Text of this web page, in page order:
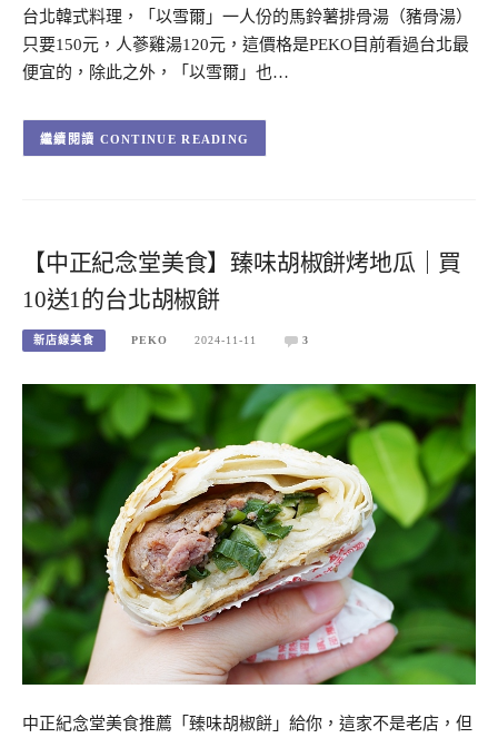
台北韓式料理，「以雪爾」一人份的馬鈴薯排骨湯（豬骨湯）
只要150元，人蔘雞湯120元，這價格是PEKO目前看過台北最
便宜的，除此之外，「以雪爾」也…
CONTINUE READING
【中正紀念堂美食】臻味胡椒餅烤地瓜｜買
10送1的台北胡椒餅
新店線美食 PEKO 2024-11-11 3
中正紀念堂美食推薦「臻味胡椒餅」給你，這家不是老店，但